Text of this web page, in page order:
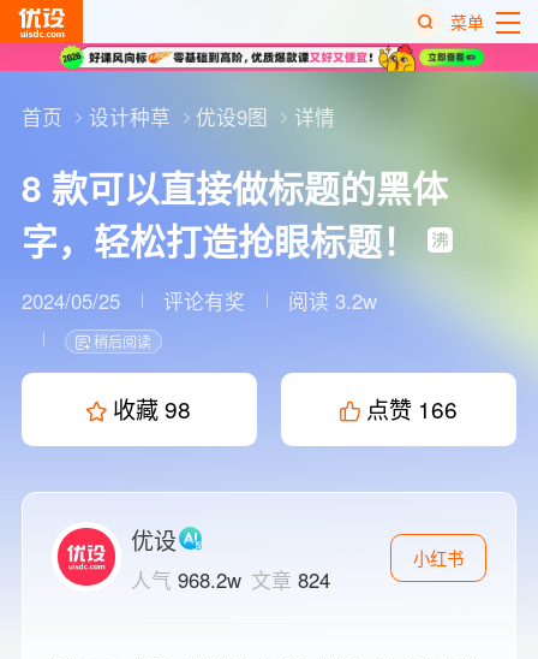
菜单
首页 设计种草 优设9图 详情
8 款可以直接做标题的黑体
字，轻松打造抢眼标题！
2024/05/25 评论有奖 阅读 3.2w
稍后阅读
收藏98 点赞 166
优设
人气 968.2w 文章 824
小红书